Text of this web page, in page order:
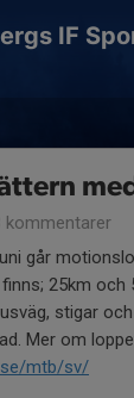
IF
kommentarer
går
25km och
stigar
Mer om
mtb/sv/